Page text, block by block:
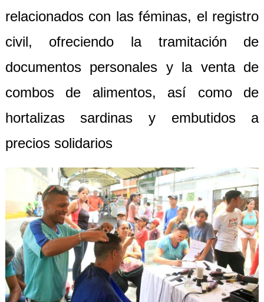
relacionados con las féminas, el registro
civil, ofreciendo la tramitación de
documentos personales y la venta de
combos de alimentos, así como de
hortalizas sardinas y embutidos a
precios solidarios